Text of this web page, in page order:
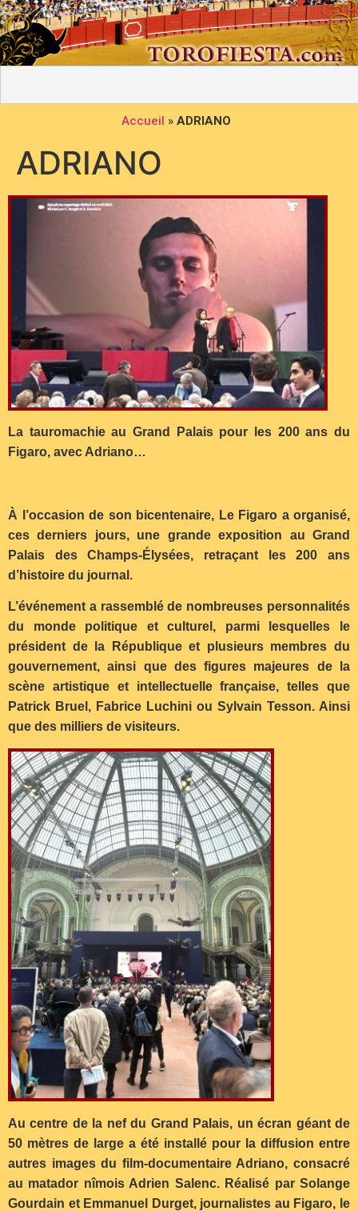
Accueil » ADRIANO
ADRIANO
La tauromachie au Grand Palais pour les 200 ans du
Figaro, avec Adriano…
À l’occasion de son bicentenaire, Le Figaro a organisé,
ces derniers jours, une grande exposition au Grand
Palais des Champs-Élysées, retraçant les 200 ans
d’histoire du journal.
L’événement a rassemblé de nombreuses personnalités
du monde politique et culturel, parmi lesquelles le
président de la République et plusieurs membres du
gouvernement, ainsi que des figures majeures de la
scène artistique et intellectuelle française, telles que
Patrick Bruel, Fabrice Luchini ou Sylvain Tesson. Ainsi
que des milliers de visiteurs.
Au centre de la nef du Grand Palais, un écran géant de
50 mètres de large a été installé pour la diffusion entre
autres images du film-documentaire Adriano, consacré
au matador nîmois Adrien Salenc. Réalisé par Solange
Gourdain et Emmanuel Durget, journalistes au Figaro, le